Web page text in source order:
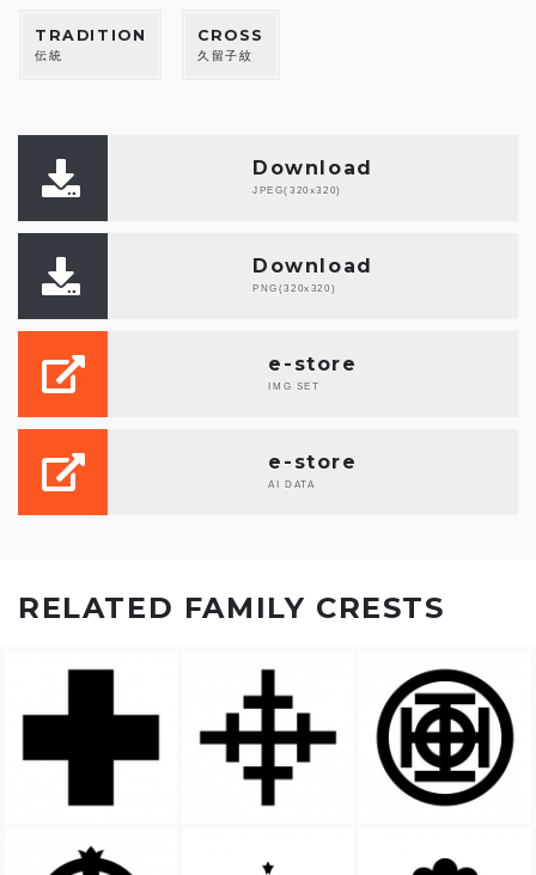
TRADITION
伝統
CROSS
久留子紋
Download
JPEG(320x320)
Download
PNG(320x320)
e-store
IMG SET
e-store
AI DATA
RELATED FAMILY CRESTS